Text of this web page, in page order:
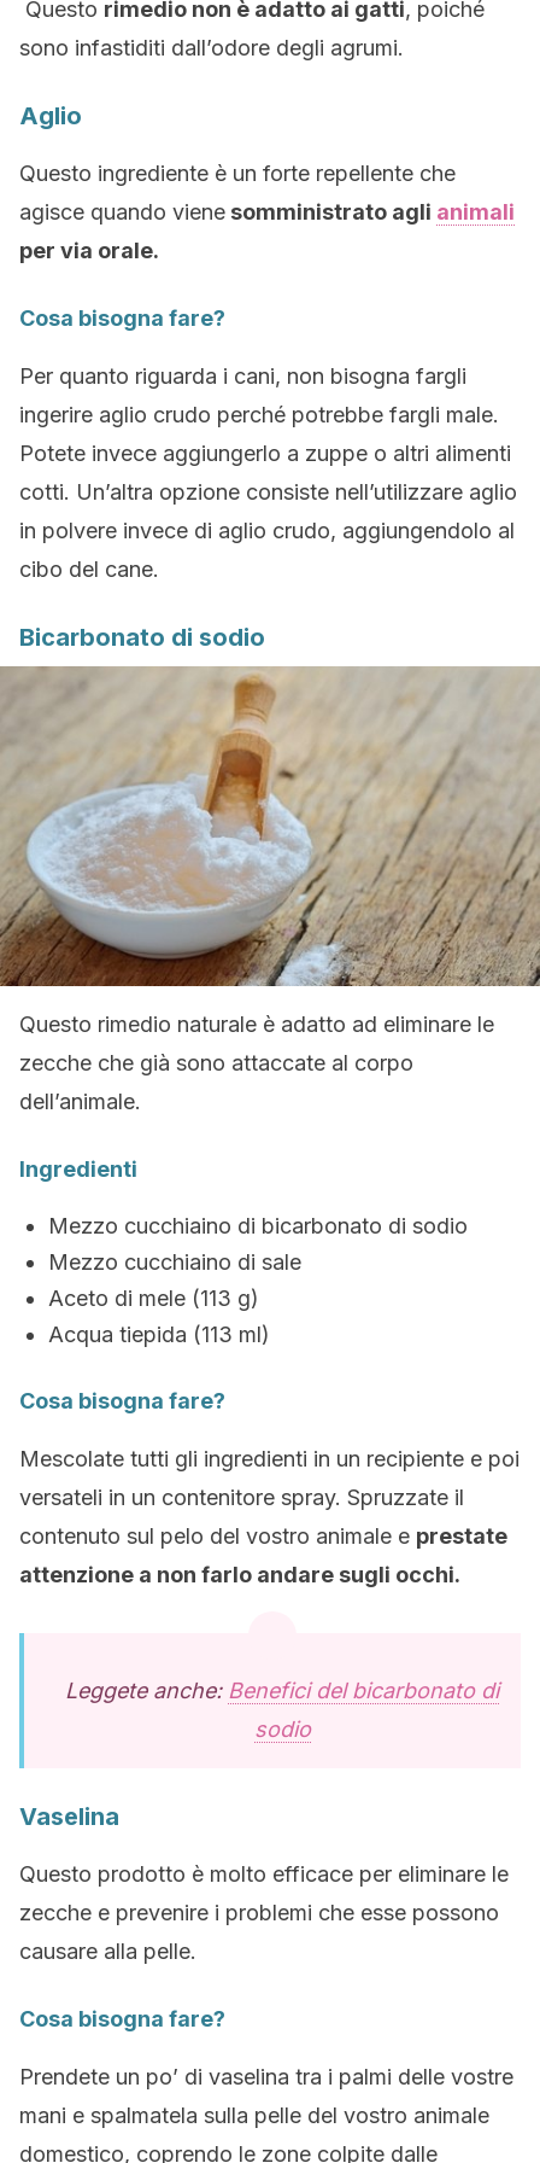
Questo rimedio non è adatto ai gatti, poiché
sono infastiditi dall’odore degli agrumi.
Aglio
Questo ingrediente è un forte repellente che
agisce quando viene somministrato agli animali
per via orale.
Cosa bisogna fare?
Per quanto riguarda i cani, non bisogna fargli
ingerire aglio crudo perché potrebbe fargli male.
Potete invece aggiungerlo a zuppe o altri alimenti
cotti. Un’altra opzione consiste nell’utilizzare aglio
in polvere invece di aglio crudo, aggiungendolo al
cibo del cane.
Bicarbonato di sodio
Questo rimedio naturale è adatto ad eliminare le
zecche che già sono attaccate al corpo
dell’animale.
Ingredienti
Mezzo cucchiaino di bicarbonato di sodio
Mezzo cucchiaino di sale
Aceto di mele (113 g)
Acqua tiepida (113 ml)
Cosa bisogna fare?
Mescolate tutti gli ingredienti in un recipiente e poi
versateli in un contenitore spray. Spruzzate il
contenuto sul pelo del vostro animale e prestate
attenzione a non farlo andare sugli occhi.
Leggete anche: Benefici del bicarbonato di
sodio
Vaselina
Questo prodotto è molto efficace per eliminare le
zecche e prevenire i problemi che esse possono
causare alla pelle.
Cosa bisogna fare?
Prendete un po’ di vaselina tra i palmi delle vostre
mani e spalmatela sulla pelle del vostro animale
domestico, coprendo le zone colpite dalle